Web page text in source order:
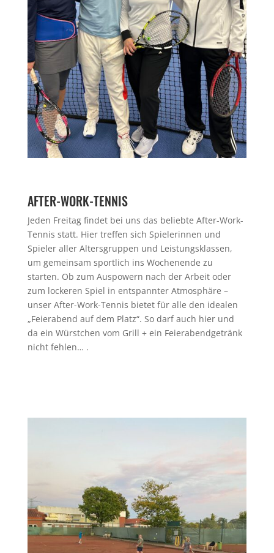
AFTER-WORK-TENNIS
Jeden Freitag findet bei uns das beliebte After-Work-
Tennis statt. Hier treffen sich Spielerinnen und
Spieler aller Altersgruppen und Leistungsklassen,
um gemeinsam sportlich ins Wochenende zu
starten. Ob zum Auspowern nach der Arbeit oder
zum lockeren Spiel in entspannter Atmosphäre –
unser After-Work-Tennis bietet für alle den idealen
„Feierabend auf dem Platz“. So darf auch hier und
da ein Würstchen vom Grill + ein Feierabendgetränk
nicht fehlen… .